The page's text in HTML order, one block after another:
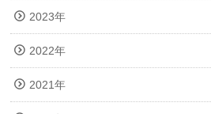
2023年
2022年
2021年